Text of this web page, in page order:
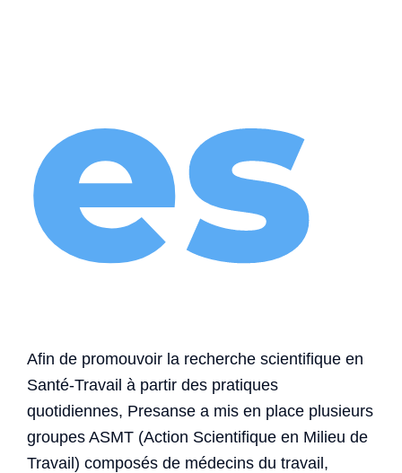
es
Afin de promouvoir la recherche scientifique en
Santé-Travail à partir des pratiques
quotidiennes, Presanse a mis en place plusieurs
groupes ASMT (Action Scientifique en Milieu de
Travail) composés de médecins du travail,